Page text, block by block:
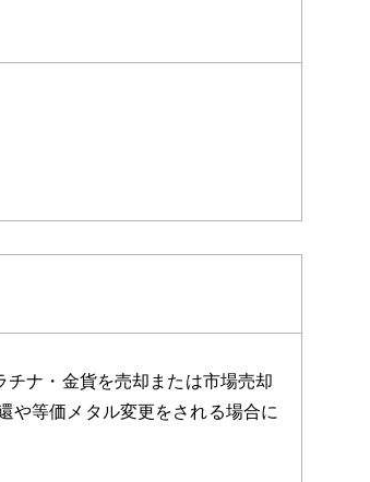
ナ・金貨を売却または市場売却
や等価メタル変更をされる場合に